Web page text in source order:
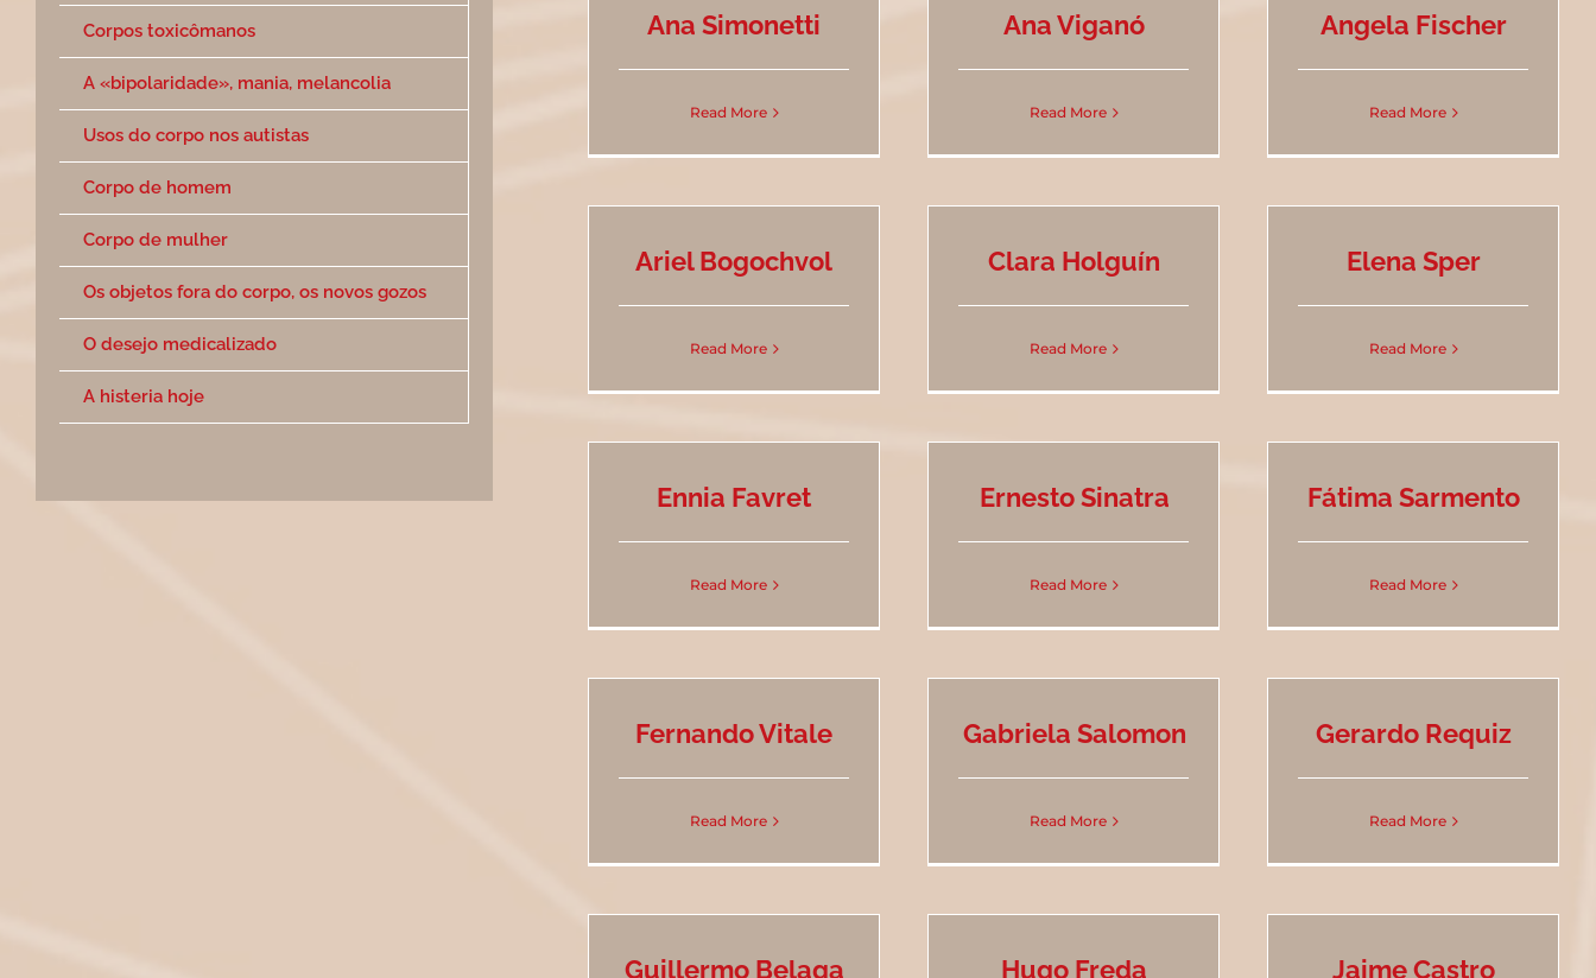
Ana Simonetti
Read More
Ana Viganó
Read More
Angela Fischer
Read More
Ariel Bogochvol
Read More
Clara Holguín
Read More
Elena Sper
Read More
Ennia Favret
Read More
Ernesto Sinatra
Read More
Fátima Sarmento
Read More
Fernando Vitale
Read More
Gabriela Salomon
Read More
Gerardo Requiz
Read More
Guillermo Belaga Hugo Freda Jaime Castro
Corpos toxicômanos
A «bipolaridade», mania, melancolia
Usos do corpo nos autistas
Corpo de homem
Corpo de mulher
Os objetos fora do corpo, os novos gozos
O desejo medicalizado
A histeria hoje